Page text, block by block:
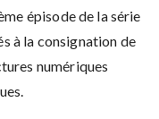
épisode de la série
à la consignation de
numériques